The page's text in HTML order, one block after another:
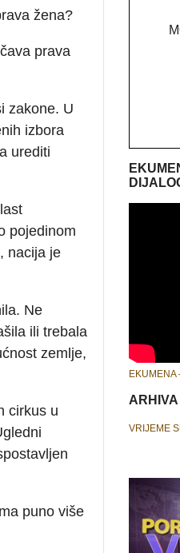
žena?
prava
zakone. U
izbora
urediti
pojedinom
nacija je
Ne
ili trebala
zemlje,
cirkus u
puno više
EKUMENA
ARHIVA
VRIJEME